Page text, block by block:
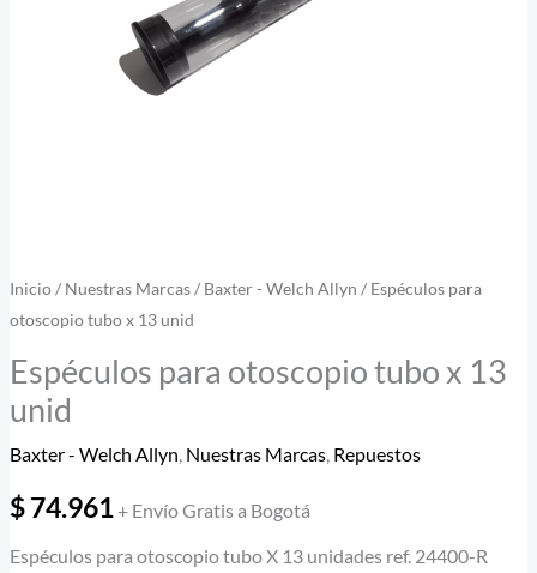
Inicio/ Nuestras Marcas/ Baxter - Welch Allyn / Espéculos para
otoscopio tubo x 13 unid
Espéculos para otoscopio tubo x 13
unid
Baxter - Welch Allyn, Nuestras Marcas, Repuestos
$74.961+ Envío Gratis a Bogotá
Espéculos para otoscopio tubo X 13 unidades ref. 24400-R